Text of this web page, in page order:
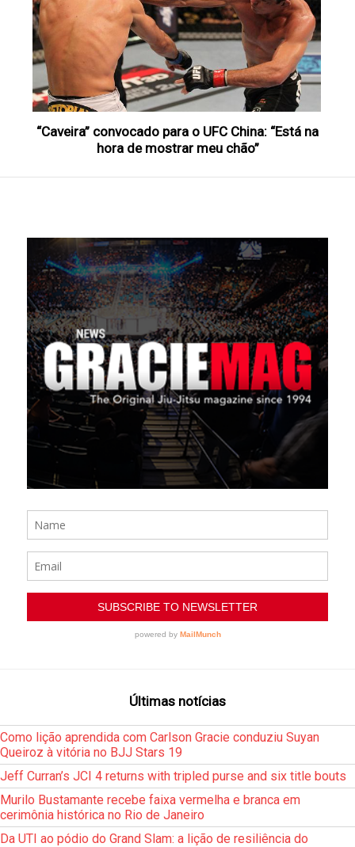
“Caveira” convocado para o UFC China: “Está na
hora de mostrar meu chão”
Últimas notícias
Como lição aprendida com Carlson Gracie conduziu Suyan
Queiroz à vitória no BJJ Stars 19
Jeff Curran’s JCI 4 returns with tripled purse and six title bouts
Murilo Bustamante recebe faixa vermelha e branca em
cerimônia histórica no Rio de Janeiro
Da UTI ao pódio do Grand Slam: a lição de resiliência do